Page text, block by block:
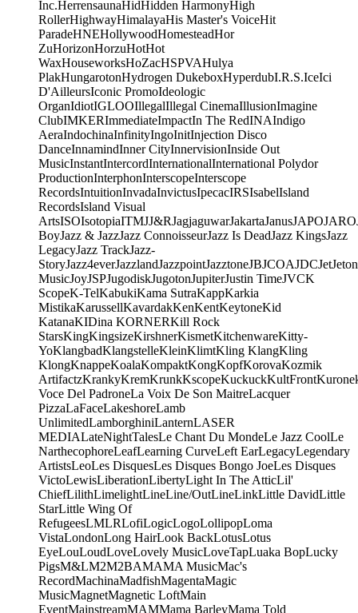
Inc.HerrensaunaHidHidden HarmonyHigh
RollerHighwayHimalayaHis Master's VoiceHit
ParadeHNEHollywoodHomesteadHor
ZuHorizonHorzuHotHot
WaxHouseworksHoZacHSPVAHulya
PlakHungarotonHydrogen DukeboxHyperdubI.R.S.IceIci
D'AilleursIconic PromoIdeologic
OrganIdiotIGLOOIllegalIllegal CinemaIllusionImagine
ClubIMKERImmediateImpactIn The RedINAIndigo
AeraIndochinaInfinityIngoInitInjection Disco
DanceInnamindInner CityInnervisionInside Out
MusicInstantIntercordInternationalInternational Polydor
ProductionInterphonInterscopeInterscope
RecordsIntuitionInvadaInvictusIpecacIRSIsabelIsland
RecordsIsland Visual
ArtsISOIsotopiaITMJJ&RJagjaguwarJakartaJanusJAPOJARO
BoyJazz & JazzJazz ConnoisseurJazz Is DeadJazz KingsJazz
LegacyJazz TrackJazz-
StoryJazz4everJazzlandJazzpointJazztoneJBJCOAJDCJetJeton
MusicJoyJSPJugodiskJugotonJupiterJustin TimeJVCK
ScopeK-TelKabukiKama SutraKappKarkia
MistikaKarussellKavardakKenKentKeytoneKid
KatanaKIDina KORNERKill Rock
StarsKingKingsizeKirshnerKismetKitchenwareKitty-
YoKlangbadKlangstelleKleinKlimtKling KlangKling
KlongKnappeKoalaKompaktKongKopfKorovaKozmik
ArtifactzKrankyKremKrunkKscopeKuckuckKultFront
Voce Del PadroneLa Voix De Son MaitreLacquer
PizzaLaFaceLakeshoreLamb
UnlimitedLamborghiniLanternLASER
MEDIALateNightTalesLe Chant Du MondeLe Jazz CoolLe
NarthecophoreLeafLearning CurveLeft EarLegacyLegendary
ArtistsLeoLes DisquesLes Disques Bongo JoeLes Disques
VictoLewisLiberationLibertyLight In The AtticLil'
ChiefLilithLimelightLineLine/OutLineLinkLittle DavidLittle
StarLittle Wing Of
RefugeesLMLRLofiLogicLogoLollipopLoma
VistaLondonLong HairLook BackLotusLotus
EyeLouLoudLoveLovely MusicLoveTapLuaka BopLucky
PigsM&LM2M2BAMAMA MusicMac's
RecordMachinaMadfishMagentaMagic
MusicMagnetMagnetic LoftMain
EventMainstreamMAMMama BarleyMama Told